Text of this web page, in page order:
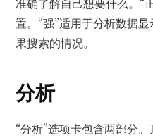
准确了解自己想要什么。“
置。“强”适用于分析数据
果搜索的情况。
分析
“分析”选项卡包含两部分